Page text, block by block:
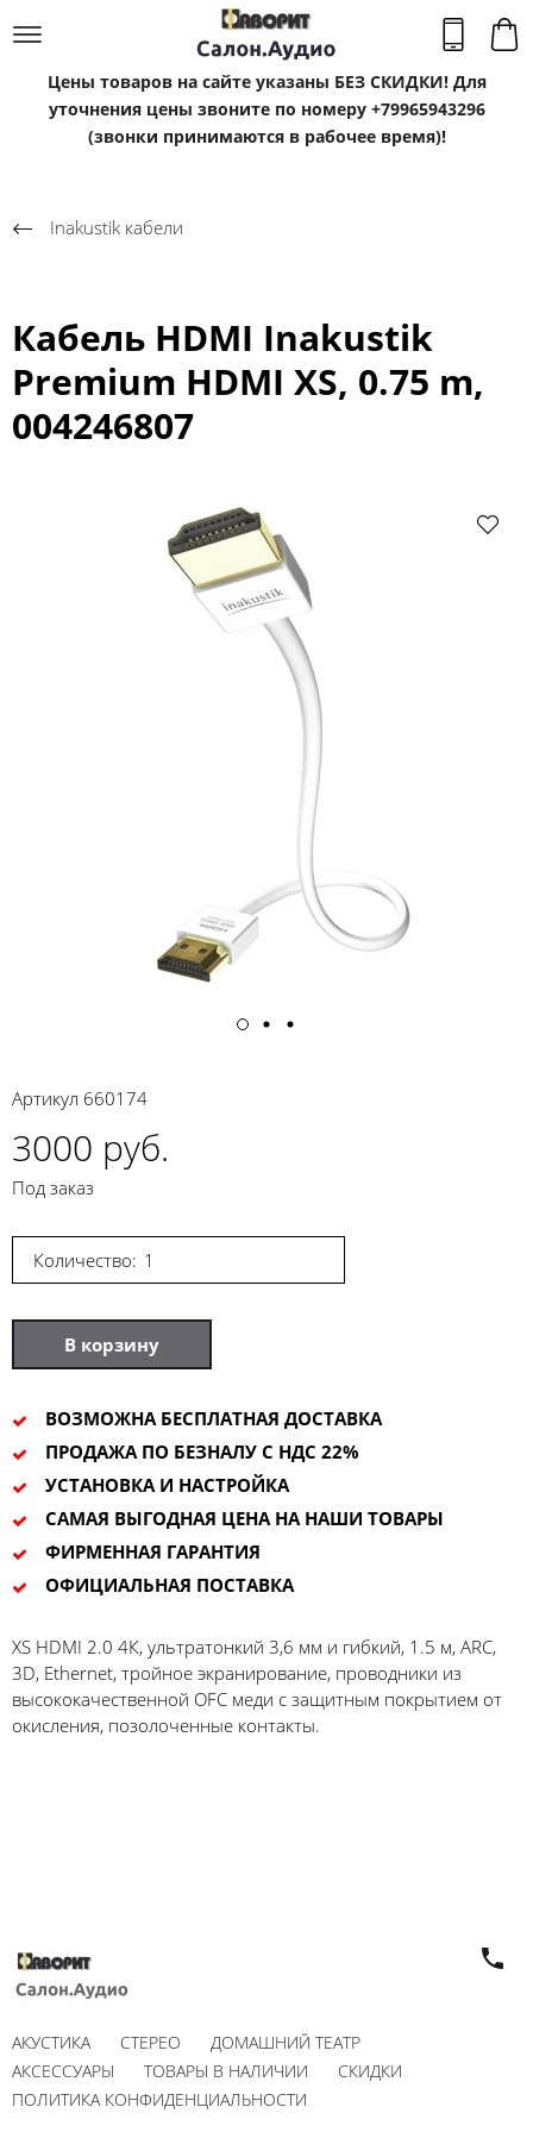
Цены товаров на сайте указаны БЕЗ СКИДКИ! Для
уточнения цены звоните по номеру +79965943296
(звонки принимаются в рабочее время)!
Inakustik кабели
Кабель HDMI Inakustik
Premium HDMI XS, 0.75 m,
004246807
Артикул 660174
3000 руб.
Под заказ
Количество:
В корзину
ВОЗМОЖНА БЕСПЛАТНАЯ ДОСТАВКА
ПРОДАЖА ПО БЕЗНАЛУ С НДС 22%
УСТАНОВКА И НАСТРОЙКА
САМАЯ ВЫГОДНАЯ ЦЕНА НА НАШИ ТОВАРЫ
ФИРМЕННАЯ ГАРАНТИЯ
ОФИЦИАЛЬНАЯ ПОСТАВКА
XS HDMI 2.0 4К, ультратонкий 3,6 мм и гибкий, 1.5 м, ARC,
3D, Ethernet, тройное экранирование, проводники из
высококачественной OFC меди с защитным покрытием от
окисления, позолоченные контакты.
АКУСТИКА СТЕРЕО
ДОМАШНИЙ ТЕАТР
АКСЕССУАРЫ
ТОВАРЫ В НАЛИЧИИ
СКИДКИ
ПОЛИТИКА КОНФИДЕНЦИАЛЬНОСТИ